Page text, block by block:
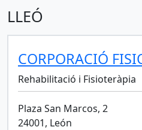
LLEÓ
CORPORACIÓ
Rehabilitació i Fisioteràpia
Plaza San Marcos, 2
24001, León